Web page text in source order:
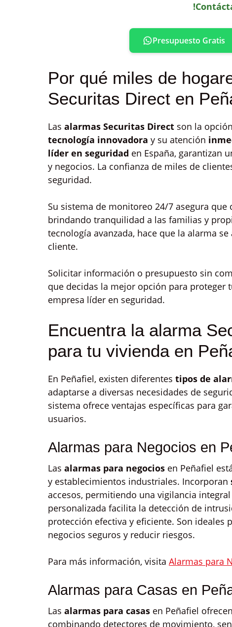
Presupuesto Gratis
Por qué miles de
Securitas Direct en
Las alarmas Securitas Direct son la
tecnología innovadora y su atención
líder en seguridad en España, garantizan
y negocios. La confianza de miles de
seguridad.
Su sistema de monitoreo 24/7 asegura
brindando tranquilidad a las familias y
tecnología avanzada, hace que la alarma
cliente.
Solicitar información o presupuesto sin
que decidas la mejor opción para proteger
empresa líder en seguridad.
Encuentra la alarma
para tu vivienda en
En Peñafiel, existen diferentes tipos de
adaptarse a diversas necesidades de
sistema ofrece ventajas específicas para
usuarios.
Alarmas para Negocios en
Las alarmas para negocios en Peñafiel
y establecimientos industriales. Incorporan
accesos, permitiendo una vigilancia
personalizada facilita la detección de
protección efectiva y eficiente. Son ideales
negocios seguros y reducir riesgos.
Para más información, visita Alarmas para
Alarmas para Casas en
Las alarmas para casas en Peñafiel
combinando detectores de movimiento,